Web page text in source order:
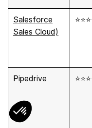
Salesforce
Sales Cloud)
Pipedrive